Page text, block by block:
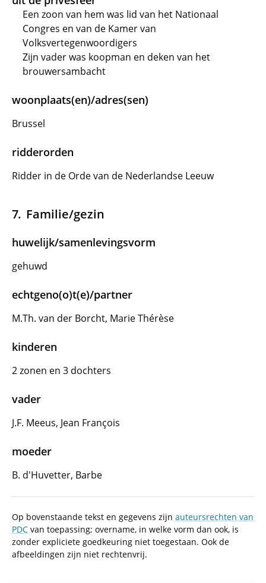
Een zoon van hem was lid van het Nationaal
Congres en van de Kamer van
Volksvertegenwoordigers
Zijn vader was koopman en deken van het
brouwersambacht
woonplaats(en)/adres(sen)
Brussel
ridderorden
Ridder in de Orde van de Nederlandse Leeuw
Familie/gezin
huwelijk/samenlevingsvorm
gehuwd
echtgeno(o)t(e)/partner
M.Th. van der Borcht, Marie Thérèse
kinderen
2 zonen en 3 dochters
vader
J.F. Meeus, Jean François
moeder
B. d'Huvetter, Barbe
Op bovenstaande tekst en gegevens zijn auteursrechten van
PDC van toepassing; overname, in welke vorm dan ook, is
zonder expliciete goedkeuring niet toegestaan. Ook de
afbeeldingen zijn niet rechtenvrij.